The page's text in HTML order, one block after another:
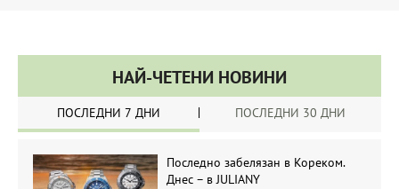
НАЙ-ЧЕТЕНИ НОВИНИ
ПОСЛЕДНИ 7 ДНИ ПОСЛЕДНИ 30 ДНИ
Последно забелязан в Кореком.
Днес – в JULIANY